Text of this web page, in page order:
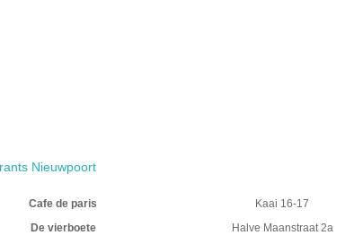
Nieuwpoort
Cafe de paris Kaai 16-17
De vierboete
Halve Maanstraat 2a